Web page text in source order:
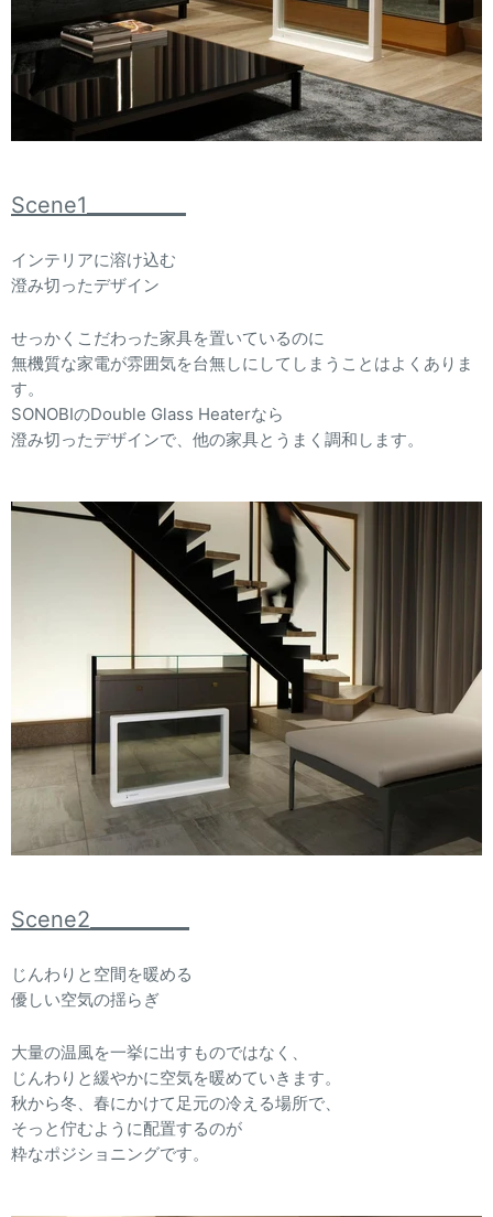
Scene1__________
インテリアに溶け込む
澄み切ったデザイン
せっかくこだわった家具を置いているのに
無機質な家電が雰囲気を台無しにしてしまうことはよくありま
す。
SONOBIのDouble Glass Heaterなら
澄み切ったデザインで、他の家具とうまく調和します。
Scene2__________
じんわりと空間を暖める
優しい空気の揺らぎ
大量の温風を一挙に出すものではなく、
じんわりと緩やかに空気を暖めていきます。
秋から冬、春にかけて足元の冷える場所で、
そっと佇むように配置するのが
粋なポジショニングです。